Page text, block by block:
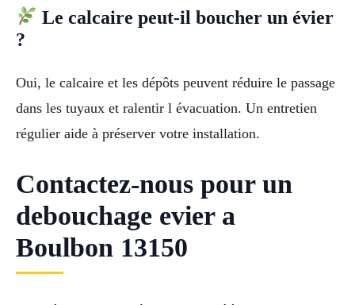
Le calcaire peut-il boucher un évier
?
Oui, le calcaire et les dépôts peuvent réduire le passage
dans les tuyaux et ralentir l évacuation. Un entretien
régulier aide à préserver votre installation.
Contactez-nous pour un
debouchage evier a
Boulbon 13150